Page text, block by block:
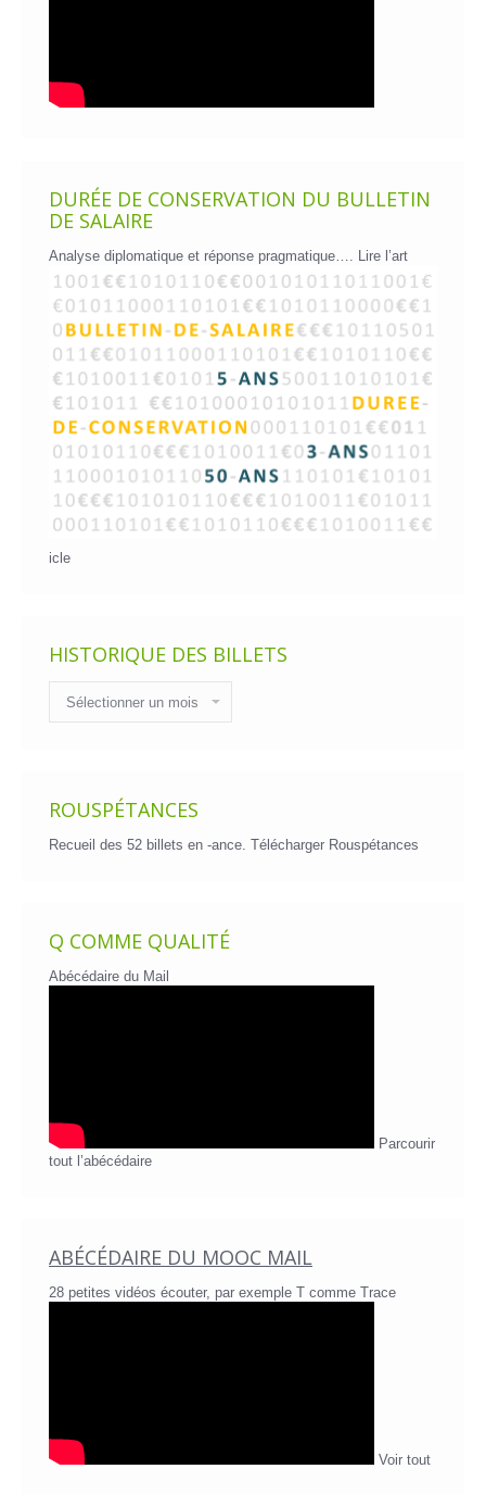
DURÉE DE CONSERVATION DU BULLETIN
DE SALAIRE
Analyse diplomatique et réponse pragmatique…. Lire l’art
icle
HISTORIQUE DES BILLETS
des
billets
ROUSPÉTANCES
Recueil des 52 billets en -ance. Télécharger Rouspétances
Q COMME QUALITÉ
Abécédaire du Mail
Parcourir
tout l’abécédaire
ABÉCÉDAIRE DU MOOC MAIL
28 petites vidéos écouter, par exemple T comme Trace
Voir tout